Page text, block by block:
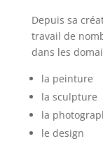
Depuis sa
travail de
dans les
la peinture
la sculpture
la
le design